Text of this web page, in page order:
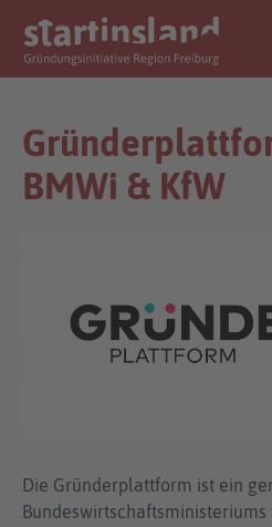
BMWi & KfW
Die Gründerplattform ist ein
Bundes­wirtschafts­ministeriums